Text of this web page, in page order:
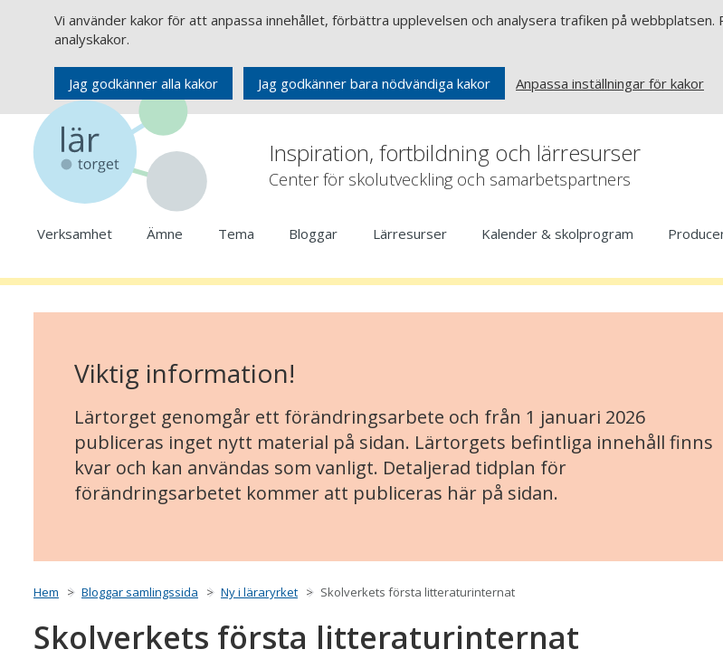
Vi använder kakor för att anpassa innehållet, förbättra upplevelsen och analysera trafiken på
analyskakor.
Jag godkänner alla kakor Jag godkänner bara nödvändiga kakor Anpassa inställningar för kakor
Inspiration, fortbildning och lärresurser
Center för skolutveckling och samarbetspartners
Verksamhet Ämne Tema Bloggar Lärresurser Kalender & skolprogram
Viktig information!
Lärtorget genomgår ett förändringsarbete och från 1 januari 2026
publiceras inget nytt material på sidan. Lärtorgets befintliga innehåll finns
kvar och kan användas som vanligt. Detaljerad tidplan för
förändringsarbetet kommer att publiceras här på sidan.
Hem Bloggar samlingssida Ny i läraryrket Skolverkets första litteraturinternat
Skolverkets första litteraturinternat